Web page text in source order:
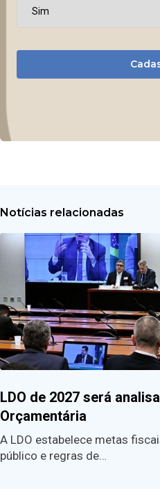
Notícias relacionadas
LDO de 2027 será
Orçamentária
A LDO estabelece metas
público e regras de…